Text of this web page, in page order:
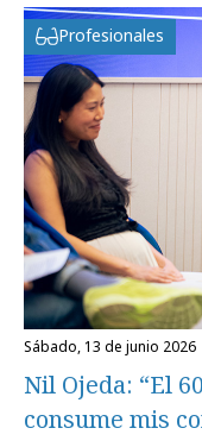
Profesionales
sábado, 13 de junio 2026
Nil Ojeda: “El
consume mis